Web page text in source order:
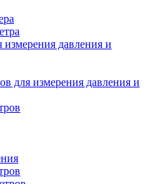
давления и
для измерения давления и